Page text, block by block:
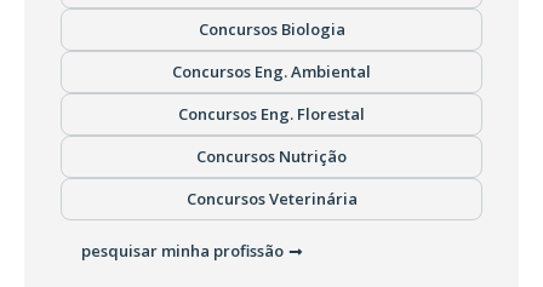
Concursos Biologia
Concursos Eng. Ambiental
Concursos Eng. Florestal
Concursos Nutrição
Concursos Veterinária
pesquisar minha profissão